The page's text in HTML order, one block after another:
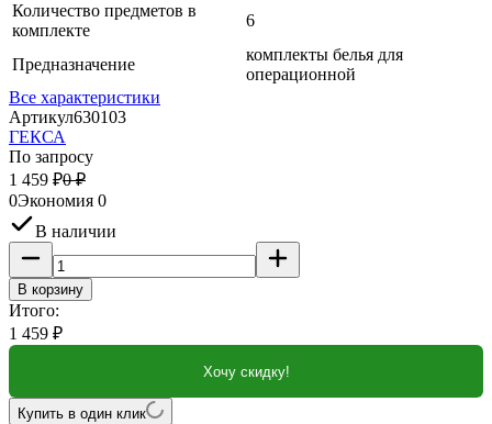
Количество предметов в
комплекте
6
Предназначение
комплекты белья для
операционной
Все характеристики
Артикул630103
ГЕКСА
По запросу
1 459 ₽0 ₽
0Экономия 0
В наличии
В корзину
Итого:
1 459 ₽
Хочу скидку!
Купить в один клик